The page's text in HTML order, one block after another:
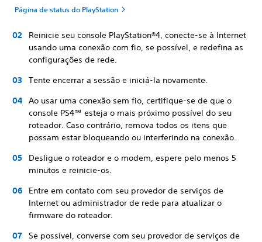
Página de status do PlayStation
Reinicie seu console PlayStation®4, conecte-se à Internet
usando uma conexão com fio, se possível, e redefina as
configurações de rede.
Tente encerrar a sessão e iniciá-la novamente.
Ao usar uma conexão sem fio, certifique-se de que o
console PS4™ esteja o mais próximo possível do seu
roteador. Caso contrário, remova todos os itens que
possam estar bloqueando ou interferindo na conexão.
Desligue o roteador e o modem, espere pelo menos 5
minutos e reinicie-os.
Entre em contato com seu provedor de serviços de
Internet ou administrador de rede para atualizar o
firmware do roteador.
Se possível, converse com seu provedor de serviços de